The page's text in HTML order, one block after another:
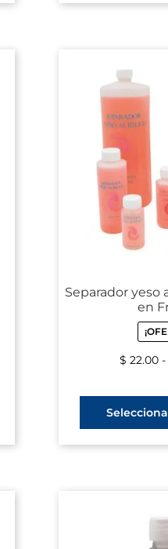
Separador yeso
en
$ 22.00 -